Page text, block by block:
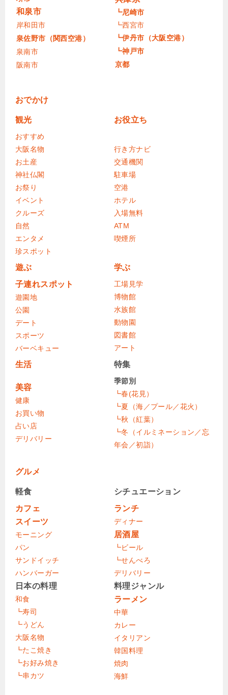
和泉市
岸和田市
泉佐野市（関西空港）
泉南市
阪南市
┗尼崎市
┗西宮市
┗伊丹市（大阪空港）
┗神戸市
京都
おでかけ
観光 お役立ち
おすすめ
大阪名物
お土産
神社仏閣
お祭り
イベント
クルーズ
自然
エンタメ
珍スポット
行き方ナビ
交通機関
駐車場
空港
ホテル
入場無料
ATM
喫煙所
遊ぶ
学ぶ
子連れスポット
遊園地
公園
デート
スポーツ
バーベキュー
工場見学
博物館
水族館
動物園
図書館
アート
生活 特集
美容
健康
お買い物
占い店
デリバリー
季節別
┗春(花見）
┗夏（海／プール／花火）
┗秋（紅葉）
┗冬（イルミネーション／忘
年会／初詣）
グルメ
軽食
シチュエーション
カフェ
スイーツ
モーニング
パン
サンドイッチ
ハンバーガー
ランチ
ディナー
居酒屋
┗ビール
┗せんべろ
デリバリー
日本の料理 料理ジャンル
和食
┗寿司
┗うどん
大阪名物
┗たこ焼き
┗お好み焼き
┗串カツ
ラーメン
中華
カレー
イタリアン
韓国料理
焼肉
海鮮